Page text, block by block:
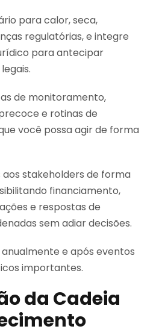
para calor, seca,
regulatórias, e integre
para antecipar
de monitoramento,
e rotinas de
você possa agir de forma
aos stakeholders de forma
financiamento,
e respostas de
sem adiar decisões.
anualmente e após eventos
importantes.
da Cadeia